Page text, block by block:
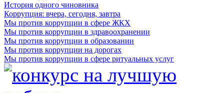
История одного чиновника
Коррупция: вчера, сегодня, завтра
Мы против коррупции в сфере ЖКХ
Мы против коррупции в здравоохранении
Мы против коррупции в образовании
Мы против коррупции на дорогах
Мы против коррупции в сфере ритуальных услуг